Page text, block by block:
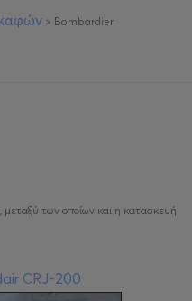
> Bombardier
μεταξύ των οποίων και η κατασκευή
CRJ-200